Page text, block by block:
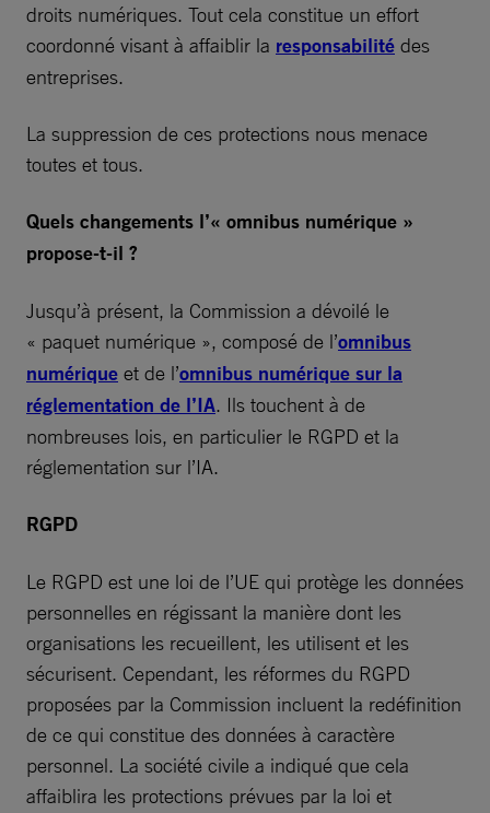
droits numériques. Tout cela constitue un effort
coordonné visant à affaiblir la responsabilité des
entreprises.
La suppression de ces protections nous menace
toutes et tous.
Quels changements l’« omnibus numérique »
propose-t-il ?
Jusqu’à présent, la Commission a dévoilé le
« paquet numérique », composé de l’omnibus
numérique et de l’omnibus numérique sur la
réglementation de l’IA. Ils touchent à de
nombreuses lois, en particulier le RGPD et la
réglementation sur l’IA.
RGPD
Le RGPD est une loi de l’UE qui protège les données
personnelles en régissant la manière dont les
organisations les recueillent, les utilisent et les
sécurisent. Cependant, les réformes du RGPD
proposées par la Commission incluent la redéfinition
de ce qui constitue des données à caractère
personnel. La société civile a indiqué que cela
affaiblira les protections prévues par la loi et